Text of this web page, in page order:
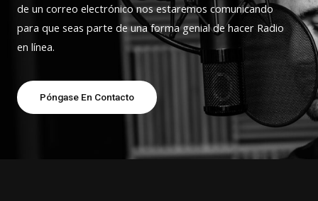
de un correo electrónico nos estaremos comunicando
para que seas parte de una forma genial de hacer Radio
en línea.
Póngase En Contacto